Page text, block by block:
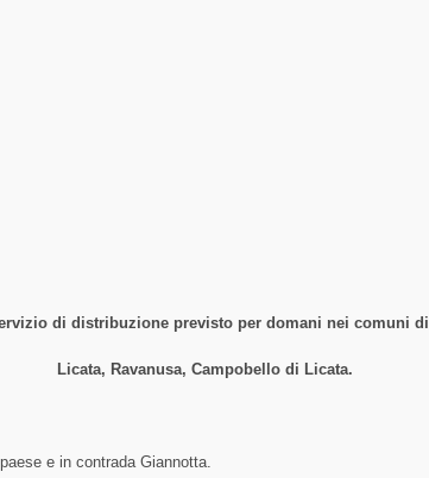
di distribuzione previsto per domani nei comuni di
Licata, Ravanusa, Campobello di Licata.
e in contrada Giannotta.